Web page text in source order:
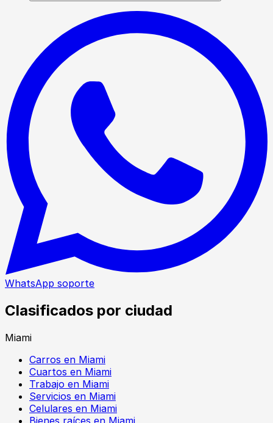
WhatsApp soporte
Clasificados por ciudad
Miami
Carros en Miami
Cuartos en Miami
Trabajo en Miami
Servicios en Miami
Celulares en Miami
Bienes raíces en Miami